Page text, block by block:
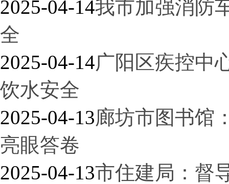
2025-04-14我市加强消防
全
2025-04-14广阳区疾控中
饮水安全
2025-04-13廊坊市图书馆
亮眼答卷
2025-04-13市住建局：督